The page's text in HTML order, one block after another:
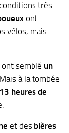
très
ont
vélos, mais
ont semblé un
à la tombée
heures de
et des bières